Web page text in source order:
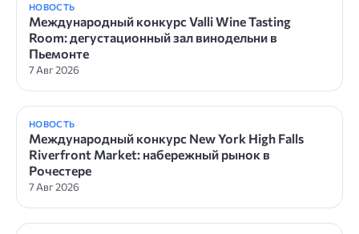
НОВОСТЬ
Международный конкурс Valli Wine Tasting
Room: дегустационный зал винодельни в
Пьемонте
7 Авг 2026
НОВОСТЬ
Международный конкурс New York High Falls
Riverfront Market: набережный рынок в
Рочестере
7 Авг 2026